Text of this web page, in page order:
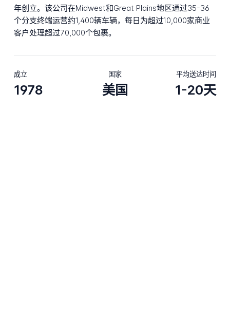
年创立。该公司在Midwest和Great Plains地区通过35-36
个分支终端运营约1,400辆车辆，每日为超过10,000家商业
客户处理超过70,000个包裹。
成立
1978
国家
美国
平均送达时间
1-20天